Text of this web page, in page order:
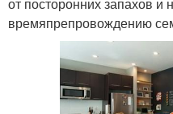
времяпрепровождению